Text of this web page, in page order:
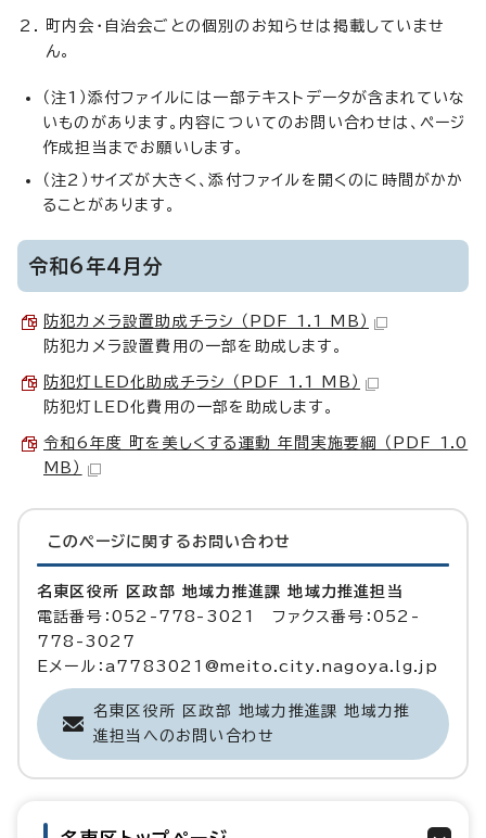
町内会・自治会ごとの個別のお知らせは掲載していませ
ん。
（注1）添付ファイルには一部テキストデータが含まれていな
いものがあります。内容についてのお問い合わせは、ページ
作成担当までお願いします。
（注2）サイズが大きく、添付ファイルを開くのに時間がかか
ることがあります。
令和6年4月分
防犯カメラ設置助成チラシ （PDF 1.1 MB）
防犯カメラ設置費用の一部を助成します。
防犯灯LED化助成チラシ （PDF 1.1 MB）
防犯灯LED化費用の一部を助成します。
令和6年度 町を美しくする運動 年間実施要綱 （PDF 1.0
MB）
このページに関する お問い合わせ
名東区役所 区政部 地域力推進課 地域力推進担当
電話番号：052-778-3021 ファクス番号：052-
778-3027
Eメール：a7783021@meito.city.nagoya.lg.jp
名東区役所 区政部 地域力推進課 地域力推
進担当へのお問い合わせ